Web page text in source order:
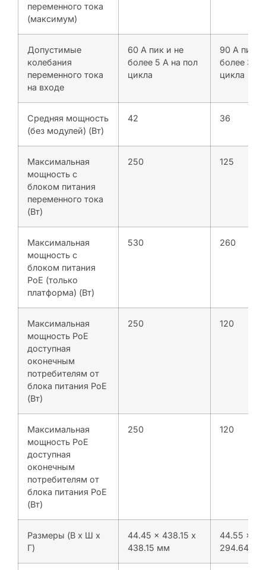
переменного тока
(максимум)
Допустимые
колебания
переменного тока
на входе
60 A пик и не
более 5 А на пол
цикла
90 A пик и
более 3 А
цикла
Средняя мощность
(без модулей) (Вт)
42 36
Максимальная
мощность с
блоком питания
переменного тока
(Вт)
250 125
Максимальная
мощность с
блоком питания
PoE (только
платформа) (Вт)
530 260
Максимальная
мощность PoE
доступная
оконечным
потребителям от
блока питания PoE
(Вт)
250 120
Максимальная
мощность PoE
доступная
оконечным
потребителям от
блока питания PoE
(Вт)
250 120
Размеры (В x Ш x
Г)
44.45 x 438.15 x
438.15 мм
44.55 x
294.64 мм